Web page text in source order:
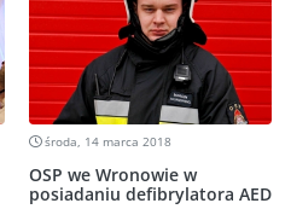
środa, 14 marca 2018
OSP we Wronowie w
posiadaniu defibrylatora AED